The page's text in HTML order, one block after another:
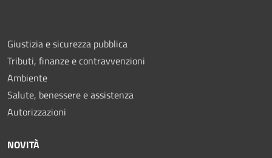
Giustizia e sicurezza pubblica
Tributi, finanze e contravvenzioni
Ambiente
Salute, benessere e assistenza
Autorizzazioni
NOVITÀ